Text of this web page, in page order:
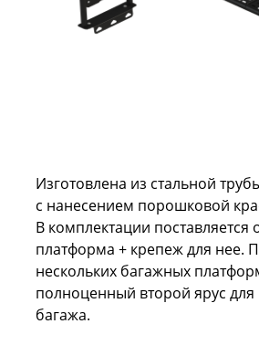
Изготовлена из стальной
с нанесением порошковой
В комплектации поставляется
платформа + крепеж для нее.
нескольких багажных
полноценный второй ярус для
багажа.